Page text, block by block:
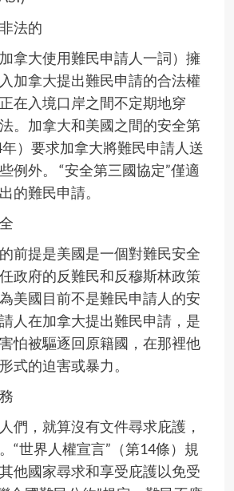
法的
拿大使用難民申請人一詞）擁
加拿大提出難民申請的合法權
在入境口岸之間不定期地穿
。加拿大和美國之間的安全第
）要求加拿大將難民申請人送
例外。 “安全第三國協定”僅適
的難民申請。
前提是美國是一個對難民安全
政府的反難民和反穆斯林政策
美國目前不是難民申請人的安
人在加拿大提出難民申請，是
怕被驅逐回原籍國，在那裡他
式的迫害或暴力。
們，就算沒有文件尋求庇護，
“世界人權宣言”（第14條）規
他國家尋求和享受庇護以免受